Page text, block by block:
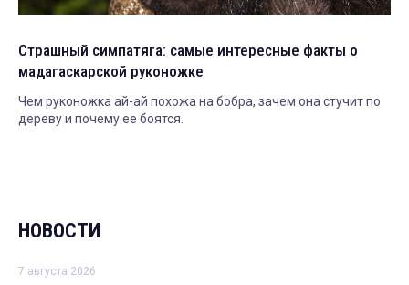
Страшный симпатяга: самые интересные факты о
мадагаскарской руконожке
Чем руконожка ай-ай похожа на бобра, зачем она стучит по
дереву и почему ее боятся.
НОВОСТИ
7 августа 2026